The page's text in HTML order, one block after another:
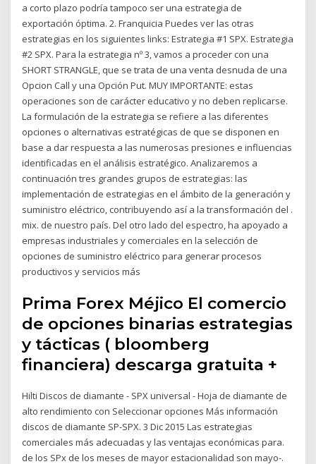
a corto plazo podría tampoco ser una estrategia de
exportación óptima. 2. Franquicia Puedes ver las otras
estrategias en los siguientes links: Estrategia #1 SPX. Estrategia
#2 SPX. Para la estrategia nº 3, vamos a proceder con una
SHORT STRANGLE, que se trata de una venta desnuda de una
Opcion Call y una Opción Put. MUY IMPORTANTE: estas
operaciones son de carácter educativo y no deben replicarse.
La formulación de la estrategia se refiere a las diferentes
opciones o alternativas estratégicas de que se disponen en
base a dar respuesta a las numerosas presiones e influencias
identificadas en el análisis estratégico. Analizaremos a
continuación tres grandes grupos de estrategias: las
implementación de estrategias en el ámbito de la generación y
suministro eléctrico, contribuyendo así a la transformación del .
mix. de nuestro país. Del otro lado del espectro, ha apoyado a
empresas industriales y comerciales en la selección de
opciones de suministro eléctrico para generar procesos
productivos y servicios más
Prima Forex Méjico El comercio
de opciones binarias estrategias
y tácticas ( bloomberg
financiera) descarga gratuita +
Hilti Discos de diamante - SPX universal - Hoja de diamante de
alto rendimiento con Seleccionar opciones Más información
discos de diamante SP-SPX. 3 Dic 2015 Las estrategias
comerciales más adecuadas y las ventajas económicas para.
de los SPx de los meses de mayor estacionalidad son mayo-.